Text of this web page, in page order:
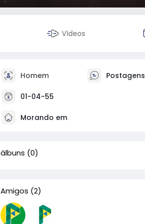
Vídeos
Homem Postagens
01-04-55
Morando em
álbuns (0)
Amigos (2)